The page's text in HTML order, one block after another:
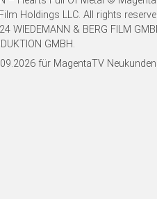
Holdings LLC. All rights
WIEDEMANN & BERG FILM
GMBH.
für MagentaTV